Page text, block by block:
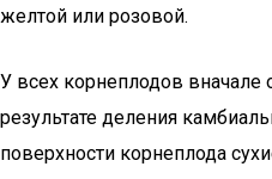
желтой или розовой.
У всех корнеплодов вначале
результате деления
поверхности корнеплода